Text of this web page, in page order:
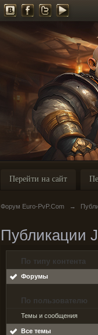
Перейти на сайт
Форум Euro-PvP.Com →
Публикации
По типу контента
Форумы
По пользователю
Темы и сообщения
Все темы